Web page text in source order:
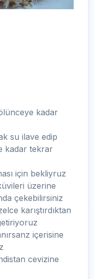
kadar
su ilave edip
kadar tekrar
için bekliyruz
üzerine
çekebilirsiniz
karıştırdıktan
içerisine
cevizine